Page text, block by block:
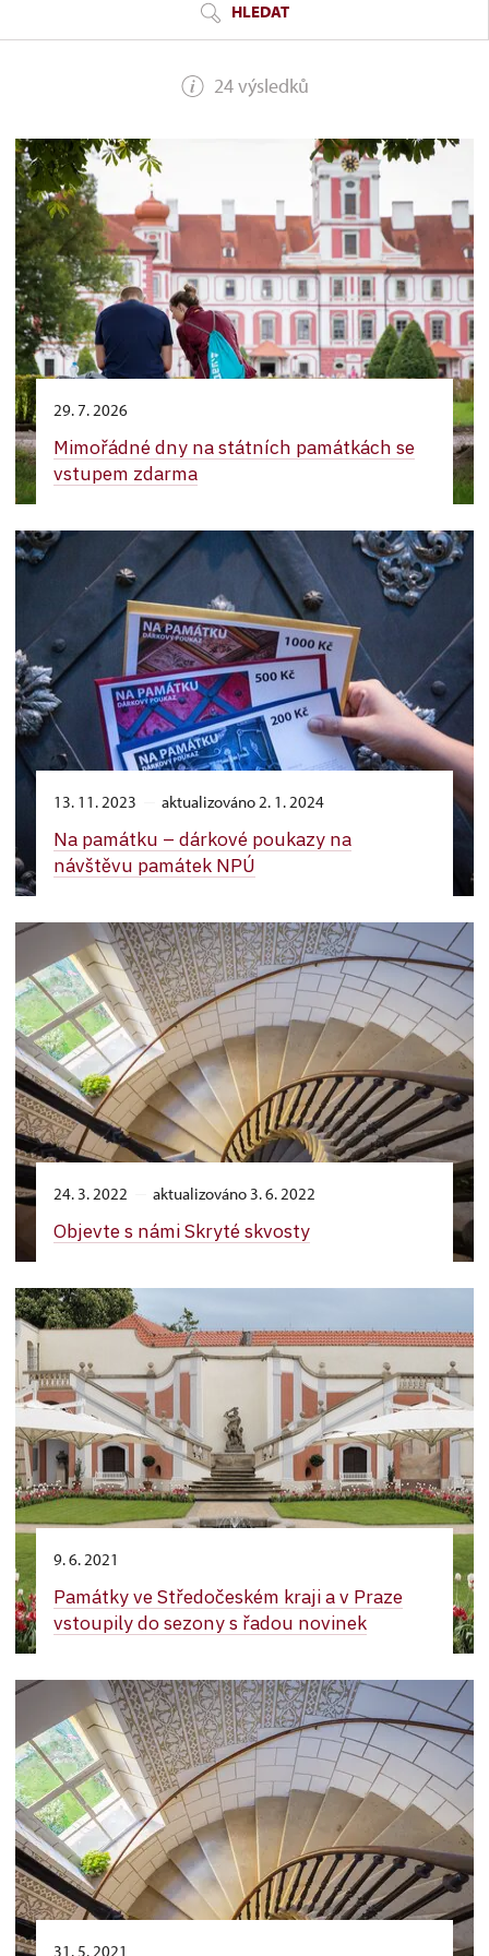
HLEDAT
24 výsledků
29. 7. 2026
Mimořádné dny na státních památkách se
vstupem zdarma
13. 11. 2023 aktualizováno 2. 1. 2024
Na památku –⁠ dárkové poukazy na
návštěvu památek NPÚ
24. 3. 2022 aktualizováno 3. 6. 2022
Objevte s námi Skryté skvosty
9. 6. 2021
Památky ve Středočeském kraji a v Praze
vstoupily do sezony s řadou novinek
31. 5. 2021